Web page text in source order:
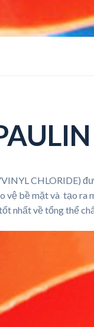
CHLORIDE)
vệ bề mặt và tạo ra
nhất về tổng thể